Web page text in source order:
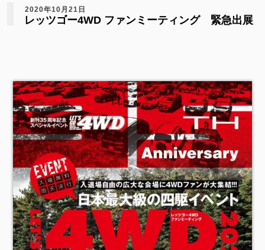
2020年10月21日
レッツゴー4WD ファンミーティング 緊急出展